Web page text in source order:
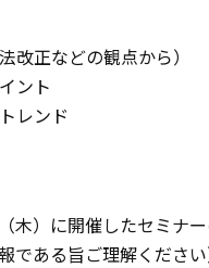
正などの観点から）
ント
レンド
木）に開催したセミナー
ある旨ご理解ください